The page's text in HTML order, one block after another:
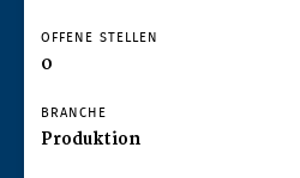
OFFENE STELLEN
0
BRANCHE
Produktion